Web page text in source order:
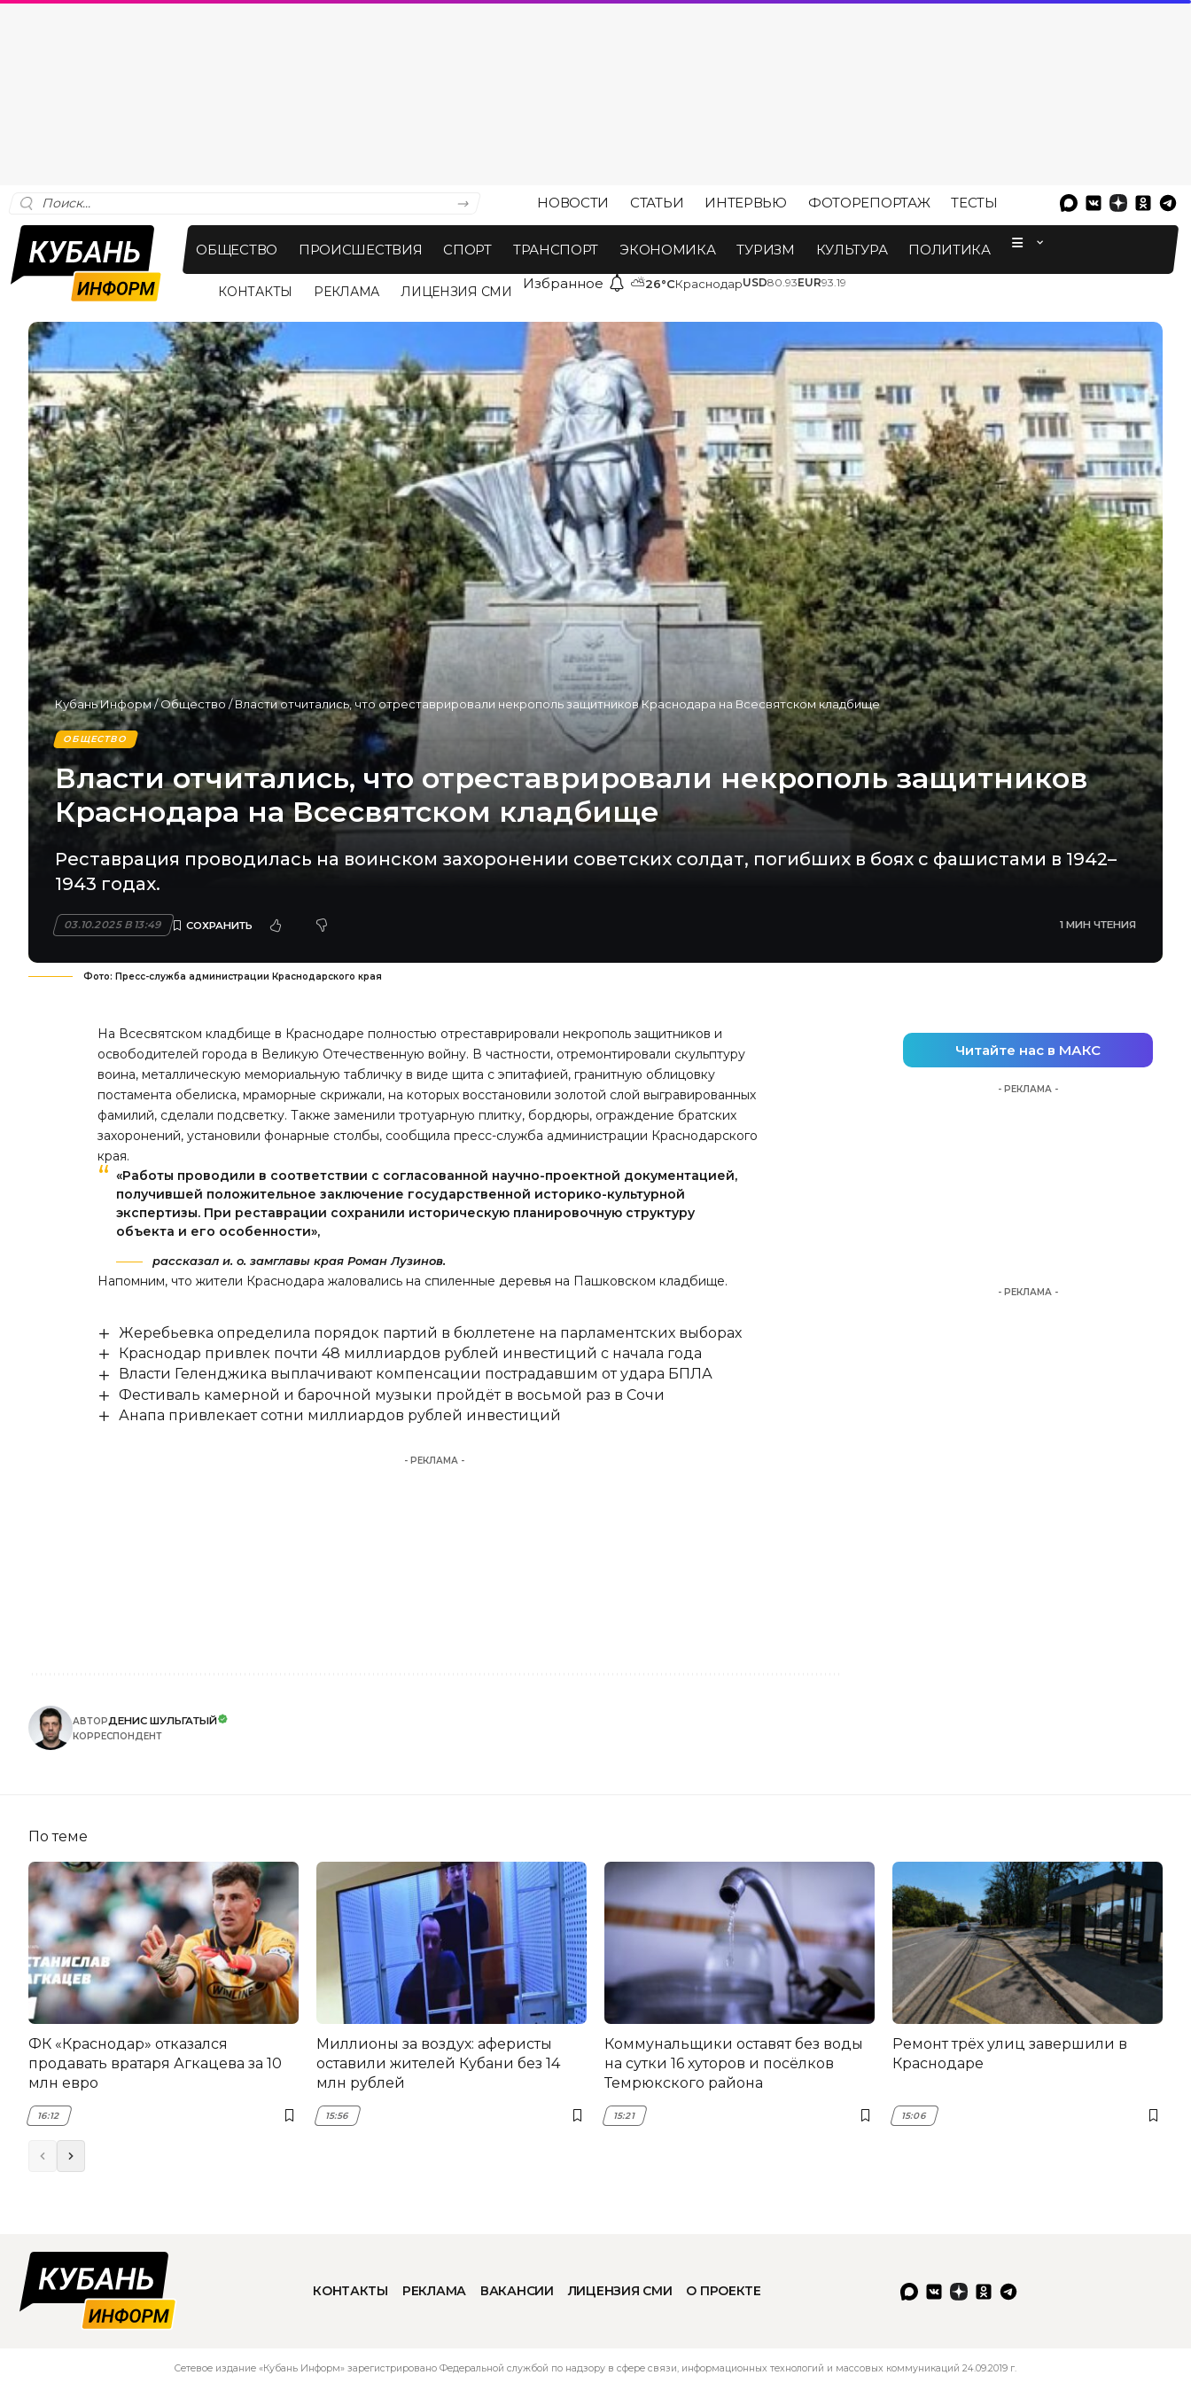
НОВОСТИ СТАТЬИ ИНТЕРВЬЮ ФОТОРЕПОРТАЖ ТЕСТЫ
ОБЩЕСТВО ПРОИСШЕСТВИЯ СПОРТ ТРАНСПОРТ ЭКОНОМИКА ТУРИЗМ КУЛЬТУРА ПОЛИТИКА
КОНТАКТЫ РЕКЛАМА ЛИЦЕНЗИЯ СМИ Избранное ⛅26°CКраснодарUSD80.93EUR93.19
Кубань Информ/Общество/Власти отчитались, что отреставрировали некрополь защитников Краснодара на Всесвятском кладбище
ОБЩЕСТВО
Власти отчитались, что отреставрировали некрополь защитников
Краснодара на Всесвятском кладбище
Реставрация проводилась на воинском захоронении советских солдат, погибших в боях с фашистами в 1942–
1943 годах.
03.10.2025 В 13:49 1 МИН ЧТЕНИЯ
Фото: Пресс-служба администрации Краснодарского края
На Всесвятском кладбище в Краснодаре полностью отреставрировали некрополь защитников и
освободителей города в Великую Отечественную войну. В частности, отремонтировали скульптуру
воина, металлическую мемориальную табличку в виде щита с эпитафией, гранитную облицовку
постамента обелиска, мраморные скрижали, на которых восстановили золотой слой выгравированных
фамилий, сделали подсветку. Также заменили тротуарную плитку, бордюры, ограждение братских
захоронений, установили фонарные столбы, сообщила пресс-служба администрации Краснодарского
края.
«Работы проводили в соответствии с согласованной научно-проектной документацией,
получившей положительное заключение государственной историко-культурной
экспертизы. При реставрации сохранили историческую планировочную структуру
объекта и его особенности»,
рассказал и. о. замглавы края Роман Лузинов.
Напомним, что жители Краснодаражаловались на спиленные деревья на Пашковском кладбище.
Жеребьевка определила порядок партий в бюллетене на парламентских выборах
Краснодар привлек почти 48 миллиардов рублей инвестиций с начала года
Власти Геленджика выплачивают компенсации пострадавшим от удара БПЛА
Фестиваль камерной и барочной музыки пройдёт в восьмой раз в Сочи
Анапа привлекает сотни миллиардов рублей инвестиций
- РЕКЛАМА -
АВТОРДЕНИС ШУЛЬГАТЫЙ
КОРРЕСПОНДЕНТ
Читайте нас в МАКС
- РЕКЛАМА -
- РЕКЛАМА -
По теме
ФК «Краснодар» отказался
продавать вратаря Агкацева за 10
млн евро
16:12
Миллионы за воздух: аферисты
оставили жителей Кубани без 14
млн рублей
15:56
Коммунальщики оставят без воды
на сутки 16 хуторов и посёлков
Темрюкского района
15:21
Ремонт трёх улиц завершили в
Краснодаре
15:06
КОНТАКТЫ РЕКЛАМА ВАКАНСИИ ЛИЦЕНЗИЯ СМИ О ПРОЕКТЕ
Сетевое издание «Кубань Информ» зарегистрировано Федеральной службой по надзору в сфере связи, информационных технологий и массовых коммуникаций 24.09.2019 г.